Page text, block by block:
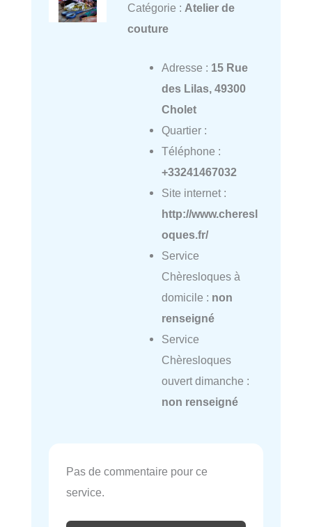
Catégorie : Atelier de
couture
Adresse : 15 Rue
des Lilas, 49300
Cholet
Quartier :
Téléphone :
+33241467032
Site internet :
http://www.cheresl
oques.fr/
Service
Chèresloques à
domicile : non
renseigné
Service
Chèresloques
ouvert dimanche :
non renseigné
Pas de commentaire pour ce
service.